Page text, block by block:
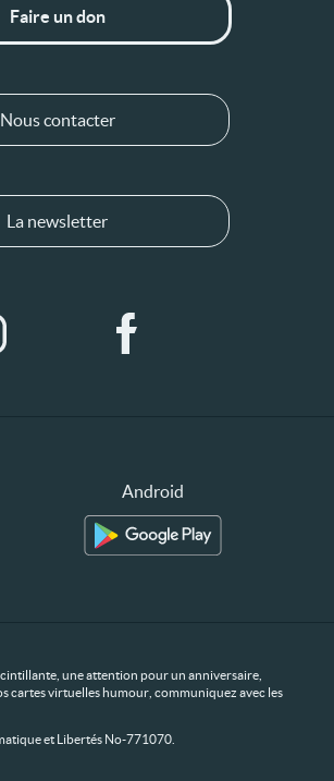
Faire un don
Nous contacter
La newsletter
Android
une attention pour un anniversaire,
cartes virtuelles humour, communiquez avec les
et Libertés No-771070.